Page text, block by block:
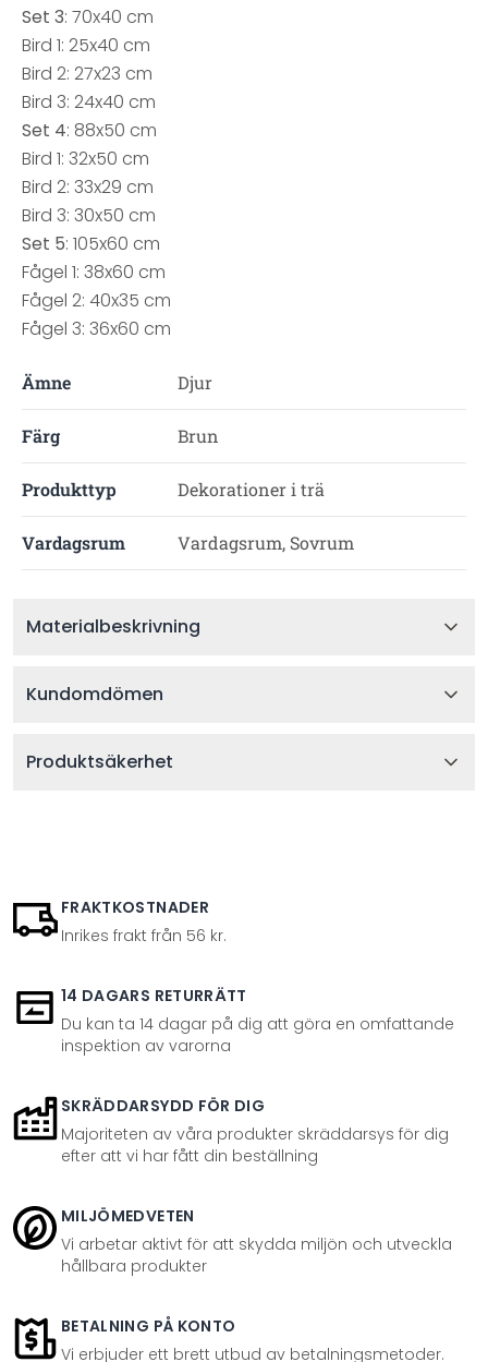
Set 3: 70x40 cm
Bird 1: 25x40 cm
Bird 2: 27x23 cm
Bird 3: 24x40 cm
Set 4: 88x50 cm
Bird 1: 32x50 cm
Bird 2: 33x29 cm
Bird 3: 30x50 cm
Set 5: 105x60 cm
Fågel 1: 38x60 cm
Fågel 2: 40x35 cm
Fågel 3: 36x60 cm
Ämne Djur
Färg Brun
Produkttyp Dekorationer i trä
Vardagsrum Vardagsrum, Sovrum
Materialbeskrivning
Kundomdömen
Produktsäkerhet
FRAKTKOSTNADER
Inrikes frakt från 56 kr.
14 DAGARS RETURRÄTT
Du kan ta 14 dagar på dig att göra en omfattande
inspektion av varorna
SKRÄDDARSYDD FÖR DIG
Majoriteten av våra produkter skräddarsys för dig
efter att vi har fått din beställning
MILJÖMEDVETEN
Vi arbetar aktivt för att skydda miljön och utveckla
hållbara produkter
BETALNING PÅ KONTO
Vi erbjuder ett brett utbud av betalningsmetoder.